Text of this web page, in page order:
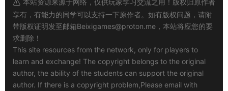
享有，有能力的同学可以支持一下原作者。如有版权问题，请附
带版权证明发至邮箱Beixigames@proton.me ，本站将应您的要
求删除！
This site resources from the network, only for players to
learn and exchange! The copyright belongs to the original
author, the ability of the students can support the original
author. If there is a copyright problem,Please email with